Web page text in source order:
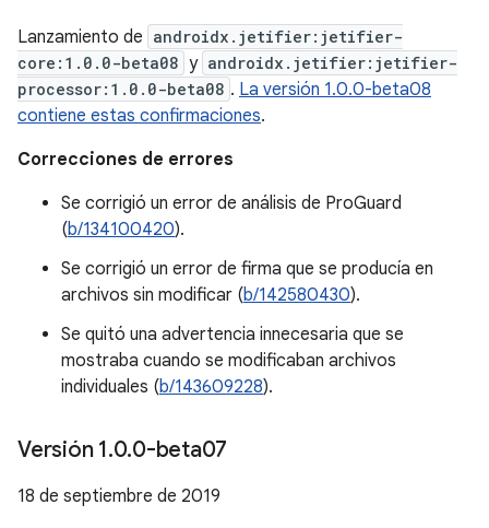
Lanzamiento de androidx.jetifier:jetifier-
core:1.0.0-beta08 y androidx.jetifier:jetifier-
processor:1.0.0-beta08 . La versión 1.0.0-beta08
contiene estas confirmaciones.
Correcciones de errores
Se corrigió un error de análisis de ProGuard
(b/134100420).
Se corrigió un error de firma que se producía en
archivos sin modificar (b/142580430).
Se quitó una advertencia innecesaria que se
mostraba cuando se modificaban archivos
individuales (b/143609228).
Versión 1.0.0-beta07
18 de septiembre de 2019